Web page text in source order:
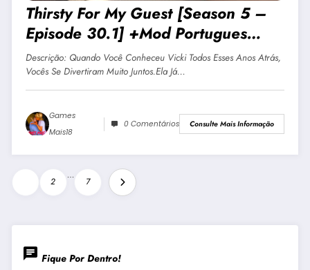
Thirsty For My Guest [Season 5 –
Episode 30.1] +Mod Portugues
JOGO ADULTO +18 Para Android E
PC
Descrição: Quando Você Conheceu Vicki Todos Esses Anos Atrás,
Vocês Se Divertiram Muito Juntos.Ela Já…
Games
Mais18
0 Comentários Consulte Mais Informação
Paginação
Posts
2
…
7
chat Fique Por Dentro!